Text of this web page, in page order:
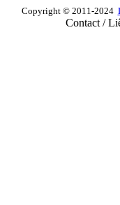
Copyright © 2011-2024
Contact /